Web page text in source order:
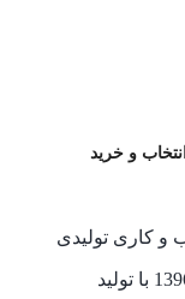
و خرید
و کاری تولیدی
و بازرگانی است که فعالیت خود را از سال 1396 با تولید